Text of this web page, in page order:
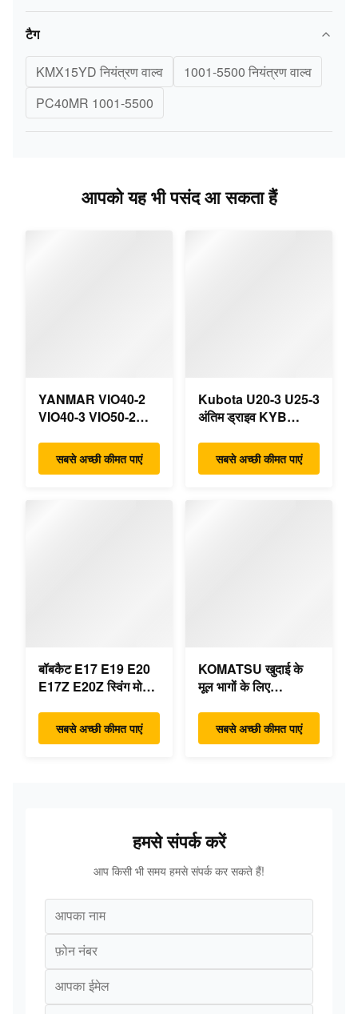
टैग
KMX15YD नियंत्रण वाल्व
1001-5500 नियंत्रण वाल्व
PC40MR 1001-5500
आपको यह भी पसंद आ सकता हैं
YANMAR VIO40-2
VIO40-3 VIO50-2
VIO55-3 मुख्य
हाइड्रोलिक पंप OEM
सबसे अच्छी कीमत पाएं
Kubota U20-3 U25-3
अंतिम ड्राइव KYB
OEM ट्रैवल मोटर
B0240-18076
सबसे अच्छी कीमत पाएं
बॉबकैट E17 E19 E20
E17Z E20Z स्विंग मोटर
7024419 मिनी खुदाई के
लिए
सबसे अच्छी कीमत पाएं
KOMATSU खुदाई के
मूल भागों के लिए
नियंत्रण वाल्व 723-18-
18200 723-18-18201
सबसे अच्छी कीमत पाएं
हमसे संपर्क करें
आप किसी भी समय हमसे संपर्क कर सकते हैं!